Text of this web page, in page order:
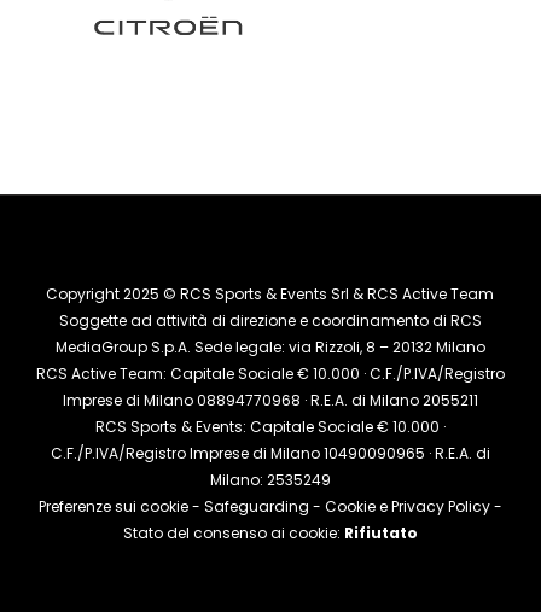
Copyright 2025 © RCS Sports & Events Srl & RCS Active Team
Soggette ad attività di direzione e coordinamento di RCS
MediaGroup S.p.A. Sede legale: via Rizzoli, 8 – 20132 Milano
RCS Active Team: Capitale Sociale € 10.000 · C.F./P.IVA/Registro
Imprese di Milano 08894770968 · R.E.A. di Milano 2055211
RCS Sports & Events: Capitale Sociale € 10.000 ·
C.F./P.IVA/Registro Imprese di Milano 10490090965 · R.E.A. di
Milano: 2535249
Preferenze sui cookie- Safeguarding - Cookie e Privacy Policy-
Stato del consenso ai cookie: Rifiutato